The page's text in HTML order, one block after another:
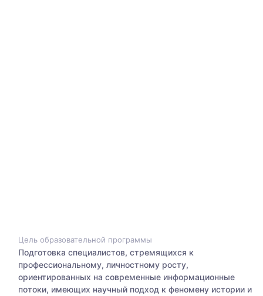
Цель образовательной программы
Подготовка специалистов, стремящихся к
профессиональному, личностному росту,
ориентированных на современные информационные
потоки, имеющих научный подход к феномену истории и